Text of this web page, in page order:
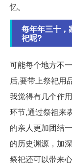
忆。
每年年三十，
祀呢?
可能每个地方不
后,要带上祭祀用
我觉得有几个作
环节,通过祭祖来
的亲人更加团结
的历史渊源，加
祭祀还可以带来